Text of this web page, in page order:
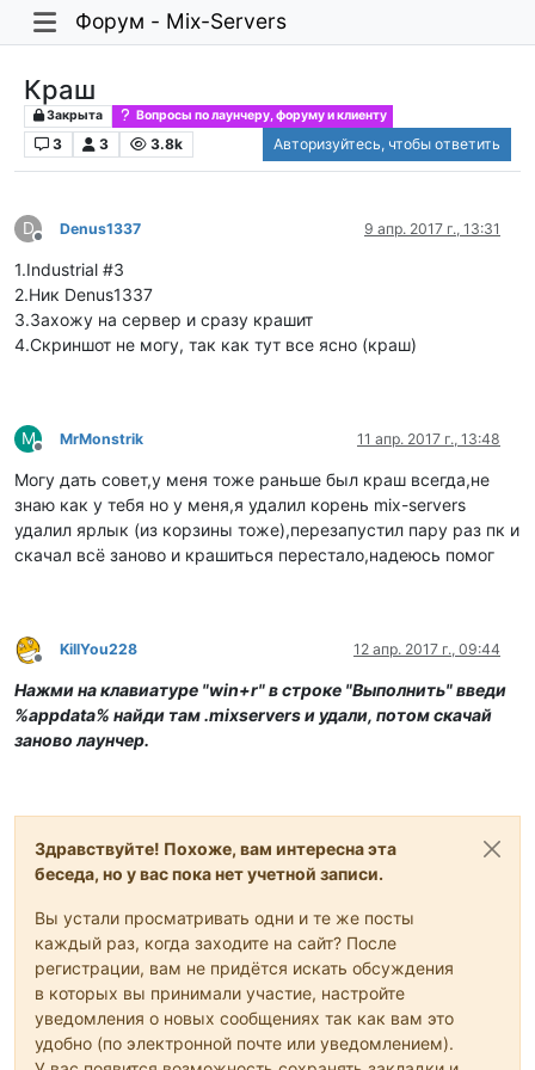
Форум - Mix-Servers
Краш
Закрыта Вопросы по лаунчеру, форуму и клиенту
3 3 3.8k Авторизуйтесь, чтобы ответить
D
Не в сети
Denus1337 9 апр. 2017 г., 13:31
1.Industrial #3
2.Ник Denus1337
3.Захожу на сервер и сразу крашит
4.Скриншот не могу, так как тут все ясно (краш)
M
Не в сети
MrMonstrik 11 апр. 2017 г., 13:48
Могу дать совет,у меня тоже раньше был краш всегда,не
знаю как у тебя но у меня,я удалил корень mix-servers
удалил ярлык (из корзины тоже),перезапустил пару раз пк и
скачал всё заново и крашиться перестало,надеюсь помог
Не в сети
KillYou228 12 апр. 2017 г., 09:44
Нажми на клавиатуре "win+r" в строке "Выполнить" введи
%appdata% найди там .mixservers и удали, потом скачай
заново лаунчер.
Здравствуйте! Похоже, вам интересна эта
беседа, но у вас пока нет учетной записи.
Вы устали просматривать одни и те же посты
каждый раз, когда заходите на сайт? После
регистрации, вам не придётся искать обсуждения
в которых вы принимали участие, настройте
уведомления о новых сообщениях так как вам это
удобно (по электронной почте или уведомлением).